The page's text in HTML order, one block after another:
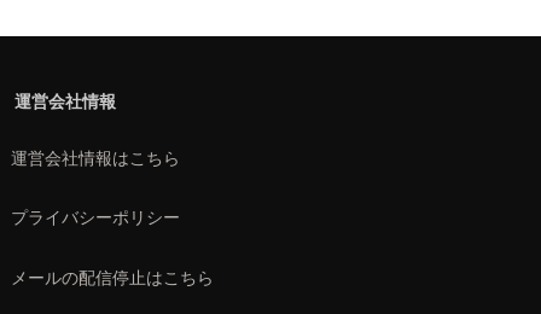
運営会社情報
運営会社情報はこちら
プライバシーポリシー
メールの配信停止はこちら